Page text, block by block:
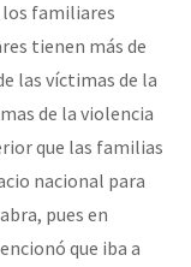
Estado Espanhol
lutas pela
Resistencia y
familiares
tienen más de
las víctimas de la
de la violencia
que las familias
nacional para
pues en
que iba a